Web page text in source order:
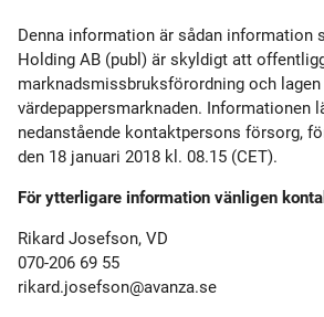
Denna information är sådan information
Holding AB (publ) är skyldigt att
marknadsmissbruksförordning och
värdepappersmarknaden. Informationen
nedanstående kontaktpersons försorg,
den 18 januari 2018 kl. 08.15 (CET).
För ytterligare information vänligen
Rikard Josefson, VD
070-206 69 55
rikard.josefson@avanza.se